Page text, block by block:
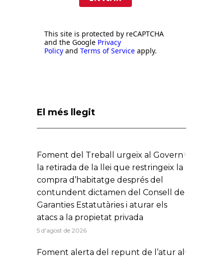
This site is protected by reCAPTCHA
and the Google Privacy
Policy and Terms of Service apply.
El més llegit
Foment del Treball urgeix al Govern
la retirada de la llei que restringeix la
compra d’habitatge després del
contundent dictamen del Consell de
Garanties Estatutàries i aturar els
atacs a la propietat privada
5 d'agost de 2026
Foment alerta del repunt de l’atur al